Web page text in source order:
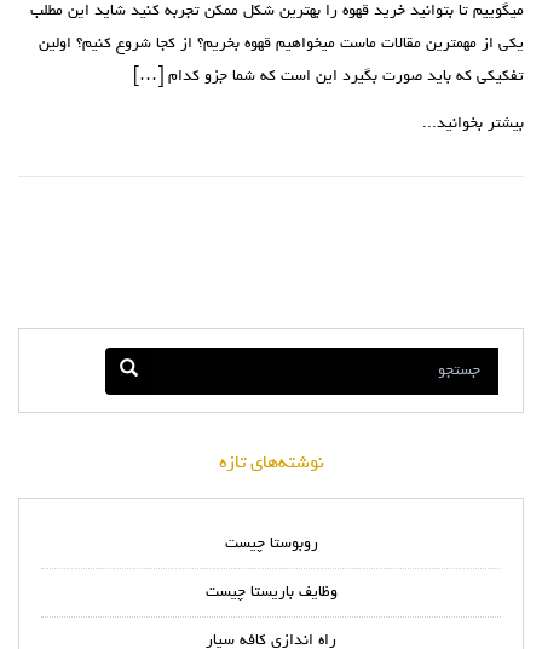
میگوییم تا بتوانید خرید قهوه را بهترین شکل ممکن تجربه کنید شايد اين مطلب
يکي از مهمترين مقالات ماست ميخواهيم قهوه بخريم؟ از کجا شروع کنيم؟ اولين
تفکيکي که بايد صورت بگيرد اين است که شما جزو کدام […]
بیشتر بخوانید...
نوشته‌های تازه
روبوستا چیست
وظایف باریستا چیست
راه اندازی کافه سیار